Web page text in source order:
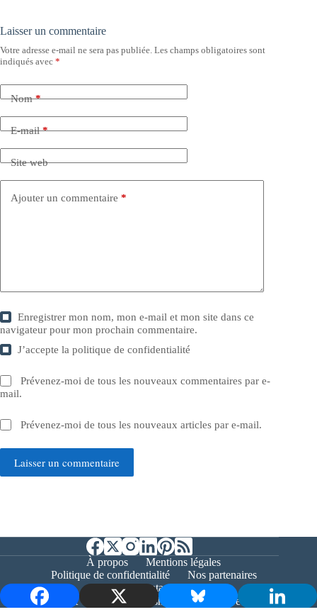
Laisser un commentaire
Votre adresse e-mail ne sera pas publiée. Les champs obligatoires sont
indiqués avec *
Nom*
E-mail*
Site web
Ajouter un commentaire *
Enregistrer mon nom, mon e-mail et mon site dans ce
navigateur pour mon prochain commentaire.
J’accepte lapolitique de confidentialité
Prévenez-moi de tous les nouveaux commentaires par e-
mail.
Prévenez-moi de tous les nouveaux articles par e-mail.
Laisser un commentaire
À propos
Mentions légales
Politique de confidentialité
Nos partenaires
Contact
Copyright © 2026 - Bernieshoot.fr Journal Web